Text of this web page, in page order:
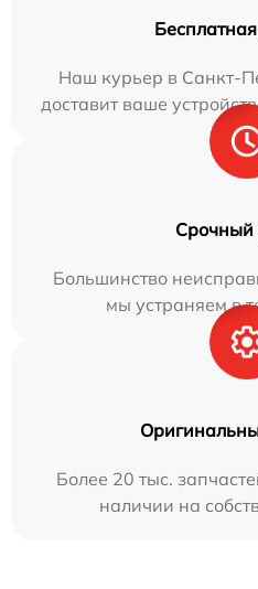
Наш курьер в Санкт-
доставит ваше
Срочный
Большинство
мы устраняем в
Более 20 тыс.
наличии на